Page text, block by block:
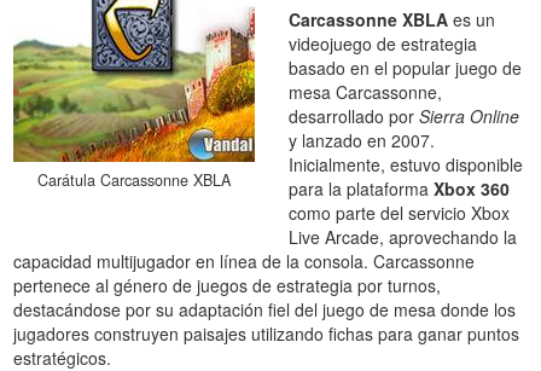
Carátula Carcassonne XBLA
Carcassonne XBLA es un
videojuego de estrategia
basado en el popular juego de
mesa Carcassonne,
desarrollado porSierra Online
y lanzado en 2007.
Inicialmente, estuvo disponible
para la plataformaXbox 360
como parte del servicio Xbox
Live Arcade, aprovechando la
capacidad multijugador en línea de la consola. Carcassonne
pertenece al género de juegos de estrategia por turnos,
destacándose por su adaptación fiel del juego de mesa donde los
jugadores construyen paisajes utilizando fichas para ganar puntos
estratégicos.